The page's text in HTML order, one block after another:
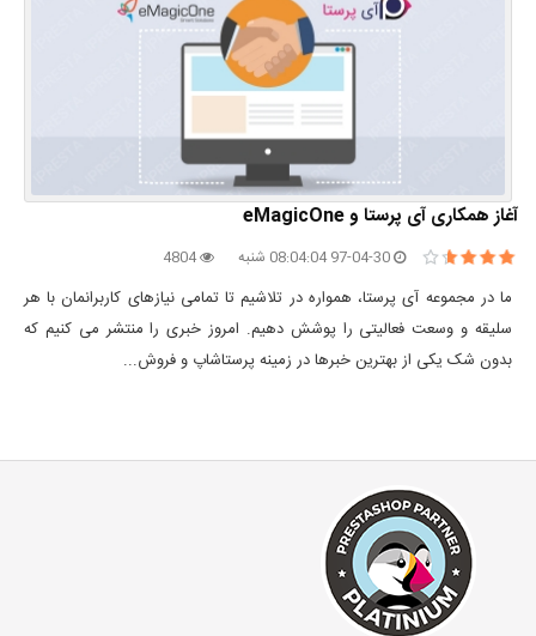
آغاز همکاری آی پرستا و eMagicOne
4804
ما در مجموعه آی پرستا، همواره در تلاشیم تا تمامی نیازهای کاربرانمان با هر
سلیقه و وسعت فعالیتی را پوشش دهیم. امروز خبری را منتشر می کنیم که
بدون شک یکی از بهترین خبرها در زمینه پرستاشاپ و فروش...